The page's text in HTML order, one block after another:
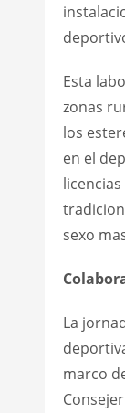
Esta
zonas
los
en el
sexo
La
marco